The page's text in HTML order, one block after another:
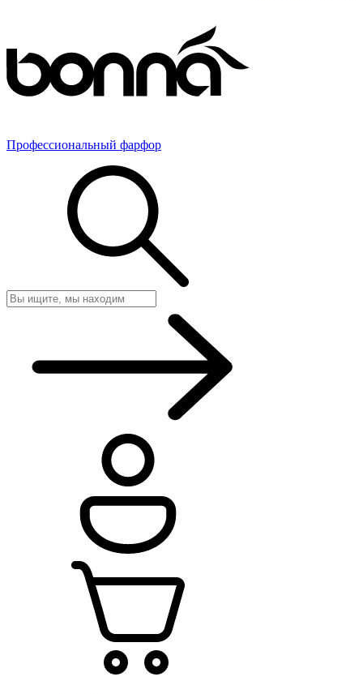
Профессиональный фарфор